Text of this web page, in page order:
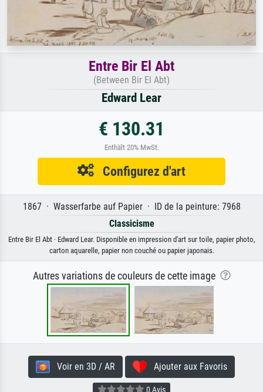
Entre Bir El Abt
(Between Bir El Abt)
Edward Lear
€ 130.31
Enthält 20% MwSt.
Configurez d'art
1867 · Wasserfarbe auf Papier · ID de la peinture: 7968
Classicisme
Entre Bir El Abt · Edward Lear. Disponible en impression d'art sur toile, papier photo,
carton aquarelle, papier non couché ou papier japonais.
Autres variations de couleurs de cette image
Voir en 3D / AR Ajouter aux Favoris
0 Avis